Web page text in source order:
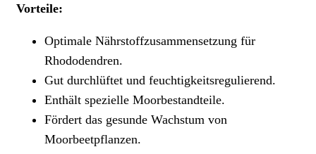
Vorteile:
Optimale Nährstoffzusammensetzung für
Rhododendren.
Gut durchlüftet und feuchtigkeitsregulierend.
Enthält spezielle Moorbestandteile.
Fördert das gesunde Wachstum von
Moorbeetpflanzen.